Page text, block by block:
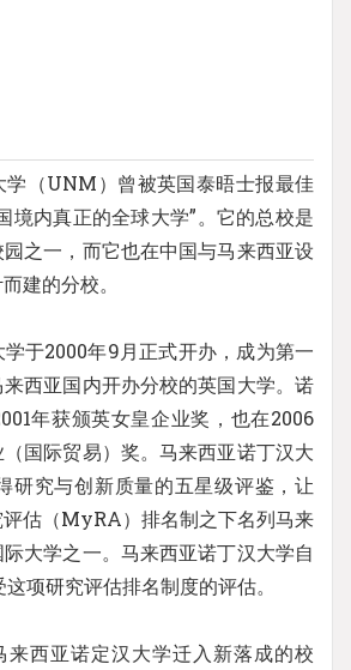
学（UNM）曾被英国泰晤士报最佳
境内真正的全球大学”。它的总校是
之一，而它也在中国与马来西亚设
建的分校。
于2000年9月正式开办，成为第一
西亚国内开办分校的英国大学。诺
年获颁英女皇企业奖，也在2006
国际贸易）奖。马来西亚诺丁汉大
研究与创新质量的五星级评鉴，让
估（MyRA）排名制之下名列马来
大学之一。马来西亚诺丁汉大学自
项研究评估排名制度的评估。
来西亚诺定汉大学迁入新落成的校